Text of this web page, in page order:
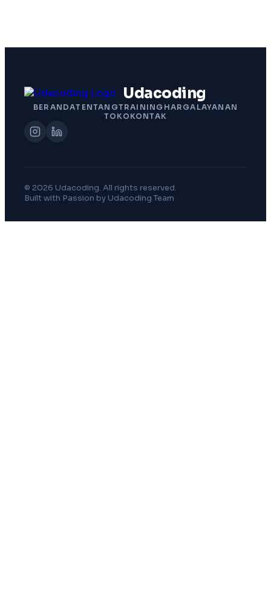
Udacoding
BERANDATENTANGTRAINING HARGA LAYANAN
TOKO KONTAK
© 2026 Udacoding. All rights reserved.
Built with Passion by Udacoding Team